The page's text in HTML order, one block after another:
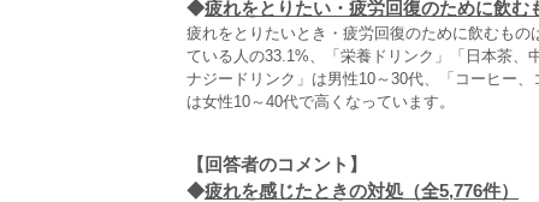
◆疲れをとりたい・疲労回復のために飲む
疲れをとりたいとき・疲労回復のために飲むも
ている人の33.1%、「栄養ドリンク」「日本茶、
ナジードリンク」は男性10～30代、「コーヒー
は女性10～40代で高くなっています。
【回答者のコメント】
◆疲れを感じたときの対処（全5,776件）